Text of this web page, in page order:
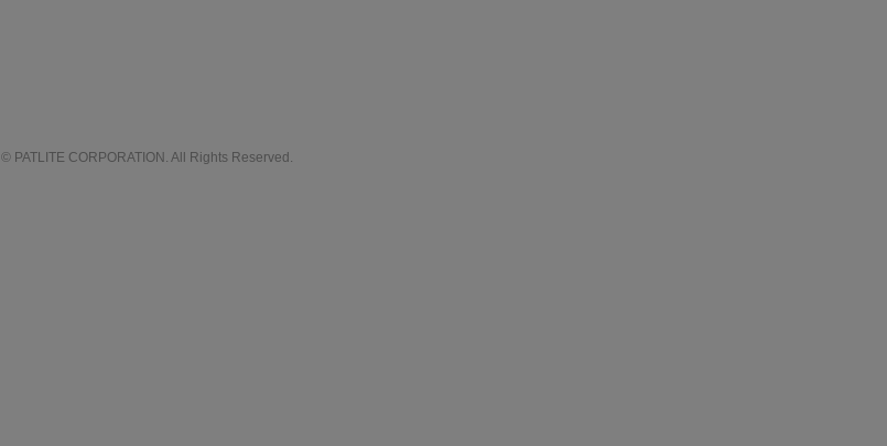
© PATLITE CORPORATION. All Rights Reserved.